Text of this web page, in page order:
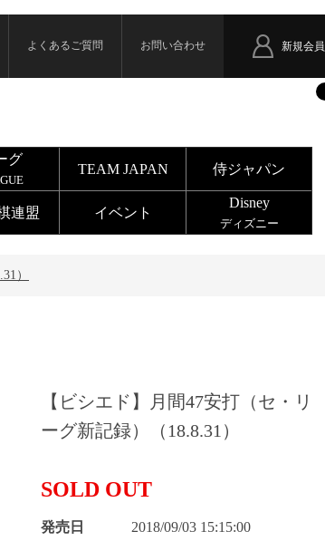
新規会
よくあるご質問 お問い合わせ
グ
TEAM JAPAN 侍ジャパン
連盟 イベント
Disney
ディズニー
）
【ビシエド】月間47安打（セ・リ
ーグ新記録）（18.8.31）
SOLD OUT
発売日 2018/09/03 15:15:00